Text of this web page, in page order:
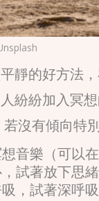
靜的好方法
紛紛加入冥
沒有傾向特
音樂（可以
試著放下思
，試著深呼